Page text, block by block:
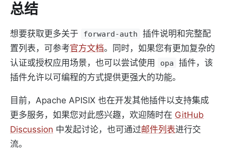
总结
想要获取更多关于 forward-auth
插件说明和完整配
置列表，可参考官方文档。同时，如果您有更加复杂的
认证或授权应用场景，也可以尝试使用
opa
插件，该
插件允许以可编程的方式提供更强大的功能。
目前，Apache APISIX 也在开发其他插件以支持集成
更多服务，如果您对此感兴趣，欢迎随时在 GitHub
Discussion 中发起讨论，也可通过邮件列表进行交
流。